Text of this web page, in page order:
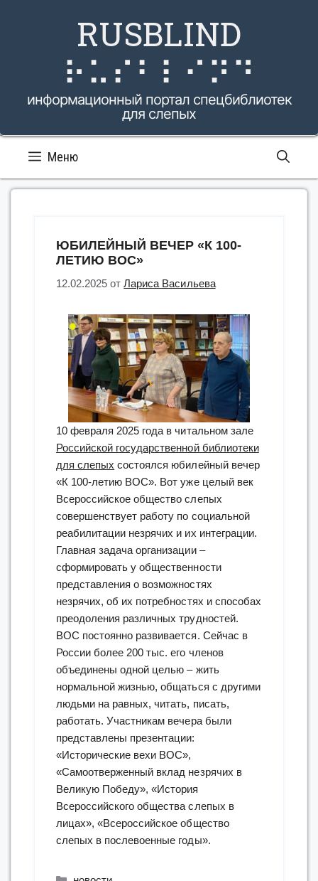
RUSBLIND
⠗⠥⠎⠃⠇⠊⠝⠙
информационный портал спецбиблиотек
для слепых
Меню
ЮБИЛЕЙНЫЙ ВЕЧЕР «К 100-
ЛЕТИЮ ВОС»
12.02.2025 отЛариса Васильева
10 февраля 2025 года в читальном зале
Российской государственной библиотеки
для слепых состоялся юбилейный вечер
«К 100-летию ВОС». Вот уже целый век
Всероссийское общество слепых
совершенствует работу по социальной
реабилитации незрячих и их интеграции.
Главная задача организации –
сформировать у общественности
представления о возможностях
незрячих, об их потребностях и способах
преодоления различных трудностей.
ВОС постоянно развивается. Сейчас в
России более 200 тыс. его членов
объединены одной целью – жить
нормальной жизнью, общаться с другими
людьми на равных, читать, писать,
работать. Участникам вечера были
представлены презентации:
«Исторические вехи ВОС»,
«Самоотверженный вклад незрячих в
Великую Победу», «История
Всероссийского общества слепых в
лицах», «Всероссийское общество
слепых в послевоенные годы».
Рубрики